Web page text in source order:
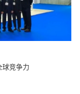
球竞争力